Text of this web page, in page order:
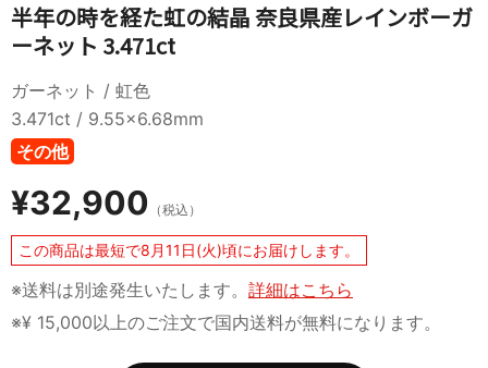
半年の時を経た虹の結晶 奈良県産レインボーガ
ーネット 3.471ct
ガーネット / 虹色
3.471ct / 9.55x6.68mm
その他
¥32,900 （税込）
この商品は最短で8月11日(火)頃にお届けします。
※送料は別途発生いたします。 詳細はこちら
※¥ 15,000以上のご注文で国内送料が無料になります。